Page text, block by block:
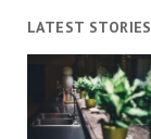
LATEST STORIES